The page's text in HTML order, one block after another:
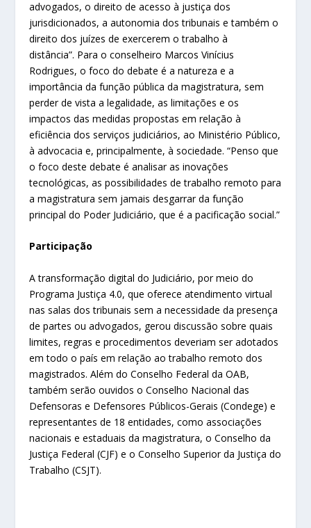
advogados, o direito de acesso à justiça dos
jurisdicionados, a autonomia dos tribunais e também o
direito dos juízes de exercerem o trabalho à
distância”. Para o conselheiro Marcos Vinícius
Rodrigues, o foco do debate é a natureza e a
importância da função pública da magistratura, sem
perder de vista a legalidade, as limitações e os
impactos das medidas propostas em relação à
eficiência dos serviços judiciários, ao Ministério Público,
à advocacia e, principalmente, à sociedade. “Penso que
o foco deste debate é analisar as inovações
tecnológicas, as possibilidades de trabalho remoto para
a magistratura sem jamais desgarrar da função
principal do Poder Judiciário, que é a pacificação social.”
Participação
A transformação digital do Judiciário, por meio do
Programa Justiça 4.0, que oferece atendimento virtual
nas salas dos tribunais sem a necessidade da presença
de partes ou advogados, gerou discussão sobre quais
limites, regras e procedimentos deveriam ser adotados
em todo o país em relação ao trabalho remoto dos
magistrados. Além do Conselho Federal da OAB,
também serão ouvidos o Conselho Nacional das
Defensoras e Defensores Públicos-Gerais (Condege) e
representantes de 18 entidades, como associações
nacionais e estaduais da magistratura, o Conselho da
Justiça Federal (CJF) e o Conselho Superior da Justiça do
Trabalho (CSJT).